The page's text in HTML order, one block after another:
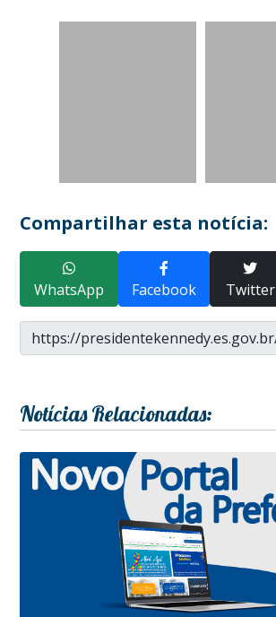
Compartilhar esta notícia:
WhatsApp Facebook Twitter
Notícias Relacionadas: